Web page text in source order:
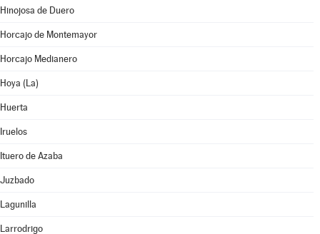
Hinojosa de Duero
Horcajo de Montemayor
Horcajo Medianero
Hoya (La)
Huerta
Iruelos
Ituero de Azaba
Juzbado
Lagunilla
Larrodrigo